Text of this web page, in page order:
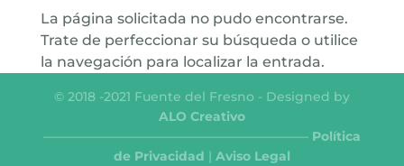
La página solicitada no pudo encontrarse.
Trate de perfeccionar su búsqueda o utilice
la navegación para localizar la entrada.
© 2018 -2021 Fuente del Fresno - Designed by
ALO Creativo
————————————————————— Política
de Privacidad | Aviso Legal